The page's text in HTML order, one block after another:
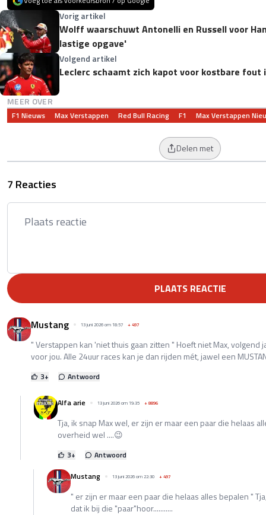
Vorig artikel
Wolff waarschuwt Antonelli en Russell voor
lastige opgave'
Volgend artikel
Leclerc schaamt zich kapot voor kostbare
MEER OVER
F1 Nieuws Max Verstappen Red Bull Racing F1 Max Verstappen
Delen met
7 Reacties
PLAATS REACTIE
Mustang 13 juni 2026 om 18:57 +497
" Verstappen kan 'niet thuis gaan zitten " Hoeft niet Max, volgend
voor jou. Alle 24uur races kan je dan rijden mét, jawel een
3+ Antwoord
Alfa arie 13 juni 2026 om 19:35 +8896
Tja, ik snap Max wel, er zijn er maar een paar die helaas
overheid wel ....😉
3+
Antwoord
Mustang
13 juni 2026 om 22:30 +497
" er zijn er maar een paar die helaas alles bepalen "
dat ik bij die "paar"hoor...........